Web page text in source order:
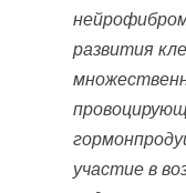
развития
участие в